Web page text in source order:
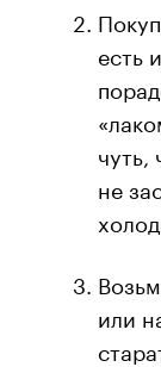
есть
не
или